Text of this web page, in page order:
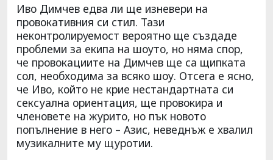
Иво Димчев едва ли ще изневери на
провокативния си стил. Тази
неконтролируемост вероятно ще създаде
проблеми за екипа на шоуто, но няма спор,
че провокациите на Димчев ще са щипката
сол, необходима за всяко шоу. Отсега е ясно,
че Иво, който не крие нестандартната си
сексуална ориентация, ще провокира и
членовете на журито, но пък новото
попълнение в него – Азис, неведнъж е хвалил
музикалните му щуротии.